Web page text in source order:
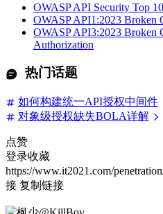
OWASP API Security Top
OWASP API1:2023 Broken
OWASP API3:2023 Broken
Authorization
热门话题
如何构建统一API授权中间件
对象级授权缺失BOLA详解
点赞
登录收藏
https://www.it2021.com/
接 复制链接